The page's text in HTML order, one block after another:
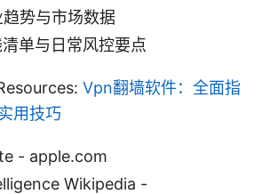
势与市场数据
单与日常风控要点
Vpn翻墙软件：全面指
用技巧
- apple.com
Wikipedia -